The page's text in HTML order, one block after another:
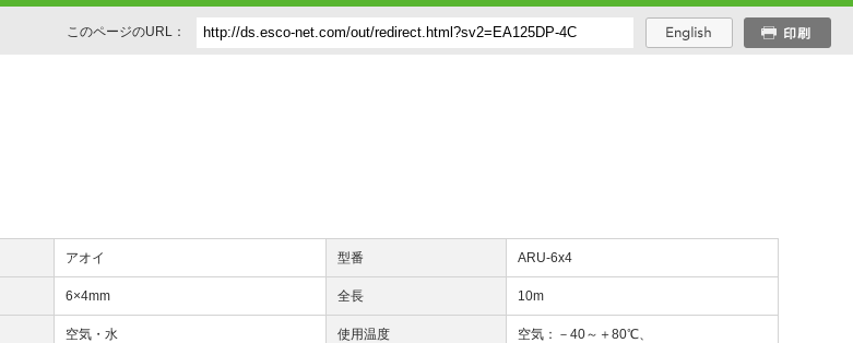
このページのURL：
アオイ 型番 ARU-6x4
6×4mm 全長 10m
空気・水 使用温度
空気：－40～＋80℃、